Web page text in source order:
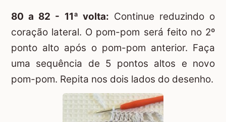
80 a 82 - 11ª volta: Continue reduzindo o
coração lateral. O pom-pom será feito no 2º
ponto alto após o pom-pom anterior. Faça
uma sequência de 5 pontos altos e novo
pom-pom. Repita nos dois lados do desenho.